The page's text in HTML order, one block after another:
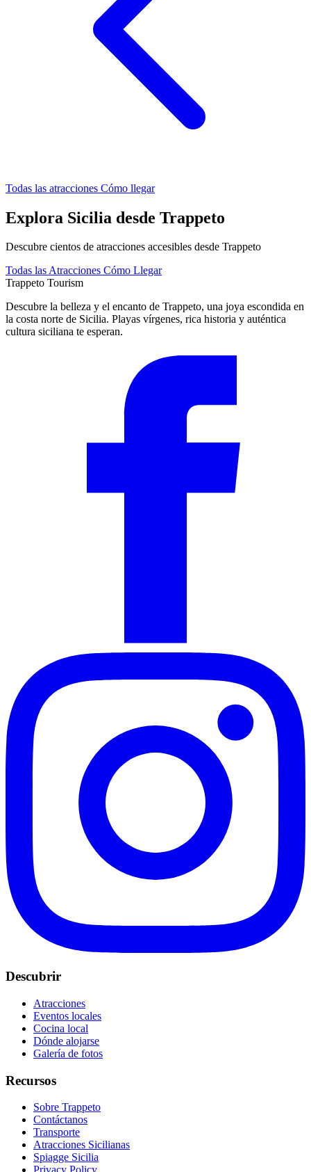
Todas las atracciones Cómo llegar
Explora Sicilia desde Trappeto
Descubre cientos de atracciones accesibles desde Trappeto
Todas las Atracciones Cómo Llegar
Trappeto Tourism
Descubre la belleza y el encanto de Trappeto, una joya escondida en
la costa norte de Sicilia. Playas vírgenes, rica historia y auténtica
cultura siciliana te esperan.
Descubrir
Atracciones
Eventos locales
Cocina local
Dónde alojarse
Galería de fotos
Recursos
Sobre Trappeto
Contáctanos
Transporte
Atracciones Sicilianas
Spiagge Sicilia